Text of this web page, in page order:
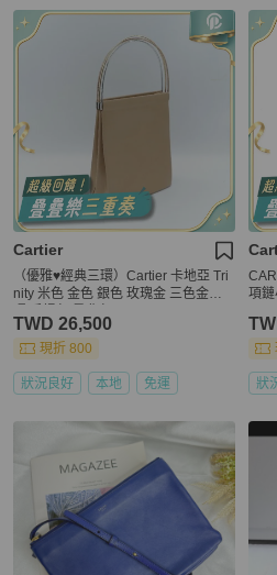
Cartier
（優雅♥️經典三環）Cartier 卡地亞 Tri
nity 米色 金色 銀色 玫瑰金 三色金屬
TWD 26,500
現折 800
狀況良好 本地 免運
項
狀